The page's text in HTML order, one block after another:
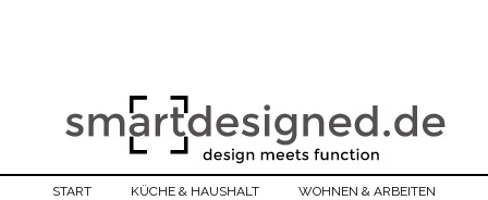
START KÜCHE & HAUSHALT
WOHNEN & ARBEITEN